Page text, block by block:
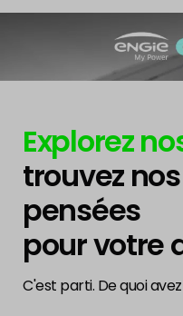
Explorez
trouvez
pensées
pour votre
C'est parti. De quoi